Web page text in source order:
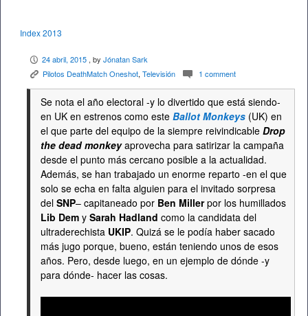
Index 2013
P 24 abril, 2015 , by Jónatan Sark
K Pilotos DeathMatch Oneshot, Televisión c 1 comment
Se nota el año electoral -y lo divertido que está siendo-
en UK en estrenos como este Ballot Monkeys (UK) en
el que parte del equipo de la siempre reivindicable Drop
the dead monkeyaprovecha para satirizar la campaña
desde el punto más cercano posible a la actualidad.
Además, se han trabajado un enorme reparto -en el que
solo se echa en falta alguien para el invitado sorpresa
del SNP– capitaneado por Ben Millerpor los humillados
Lib Dem y Sarah Hadland como la candidata del
ultraderechista UKIP. Quizá se le podía haber sacado
más jugo porque, bueno, están teniendo unos de esos
años. Pero, desde luego, en un ejemplo de dónde -y
para dónde- hacer las cosas.